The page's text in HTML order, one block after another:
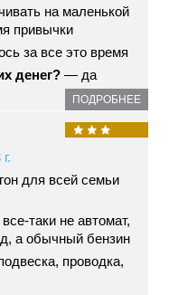
на маленькой
привычки
за все это время
денег? — да
ПОДРОБНЕЕ
для всей семьи
таки не автомат,
а обычный бензин
проводка,